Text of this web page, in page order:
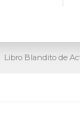
Libro Blandito de